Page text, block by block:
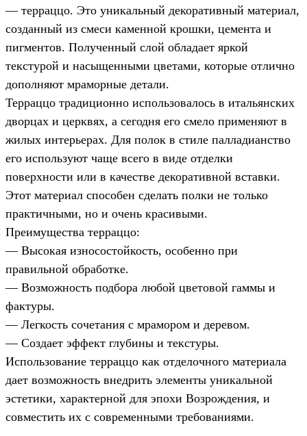
— терраццо. Это уникальный декоративный материал,
созданный из смеси каменной крошки, цемента и
пигментов. Полученный слой обладает яркой
текстурой и насыщенными цветами, которые отлично
дополняют мраморные детали.
Терраццо традиционно использовалось в итальянских
дворцах и церквях, а сегодня его смело применяют в
жилых интерьерах. Для полок в стиле палладианство
его используют чаще всего в виде отделки
поверхности или в качестве декоративной вставки.
Этот материал способен сделать полки не только
практичными, но и очень красивыми.
Преимущества терраццо:
— Высокая износостойкость, особенно при
правильной обработке.
— Возможность подбора любой цветовой гаммы и
фактуры.
— Легкость сочетания с мрамором и деревом.
— Создает эффект глубины и текстуры.
Использование терраццо как отделочного материала
дает возможность внедрить элементы уникальной
эстетики, характерной для эпохи Возрождения, и
совместить их с современными требованиями.